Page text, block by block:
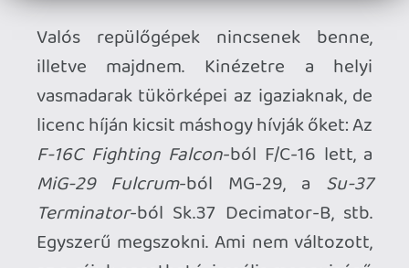
Combat rajongóknak feltétlenül. Aki
mostanában tervez fejest ugrani a
műfajba, azok számára is tökéletes
belépési pontként szolgálhat. (Az Ace
Combat 7 mellett és az Ace Combat 8
előtt vitán felül az egyik legjobb
választás.) Ha pedig akad a háznál VR
headset - pláne PC platformon - és
fogékony vagy az ilyesmire, akkor
semmi esetre ne hagyd ki!